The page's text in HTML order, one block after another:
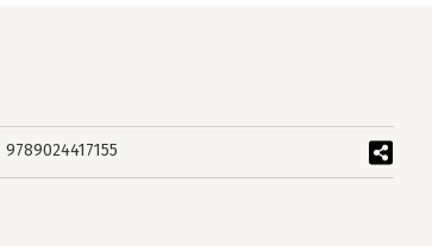
9789024417155